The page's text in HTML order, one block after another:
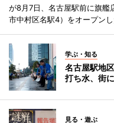
が8月7日、名古屋駅前に旗艦
市中村区名駅4）をオープンし
学ぶ・知る
名古屋駅地
打ち水、街
見る・遊ぶ